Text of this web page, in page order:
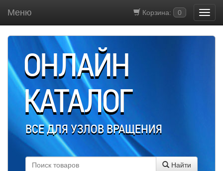
Корзина: 0
Меню
ОНЛАЙН
КАТАЛОГ
ВСЕ ДЛЯ УЗЛОВ ВРАЩЕНИЯ
Найти